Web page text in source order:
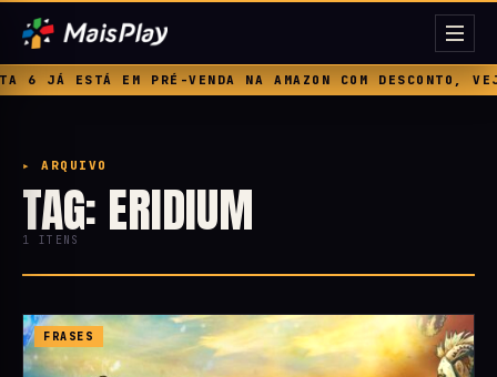
JÁ ESTÁ EM PRÉ-VENDA NA AMAZON COM DESCONTO,
▸ ARQUIVO
TAG: ERIDIUM
1 ITENS
FRASES